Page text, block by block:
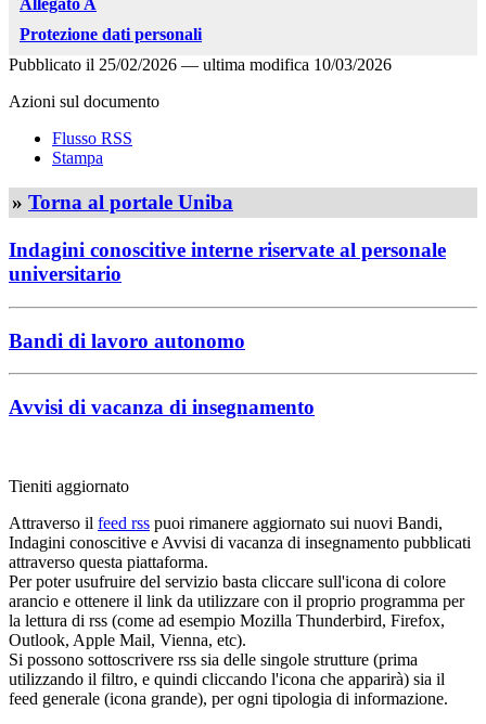
Protezione dati personali
Pubblicato il 25/02/2026 — ultima modifica 10/03/2026
Azioni sul documento
Flusso RSS
Stampa
» Torna al portale Uniba
Indagini conoscitive interne riservate al personale
universitario
Bandi di lavoro autonomo
Avvisi di vacanza di insegnamento
Tieniti aggiornato
Attraverso il feed rss puoi rimanere aggiornato sui nuovi Bandi,
Indagini conoscitive e Avvisi di vacanza di insegnamento pubblicati
attraverso questa piattaforma.
Per poter usufruire del servizio basta cliccare sull'icona di colore
arancio e ottenere il link da utilizzare con il proprio programma per
la lettura di rss (come ad esempio Mozilla Thunderbird, Firefox,
Outlook, Apple Mail, Vienna, etc).
Si possono sottoscrivere rss sia delle singole strutture (prima
utilizzando il filtro, e quindi cliccando l'icona che apparirà) sia il
feed generale (icona grande), per ogni tipologia di informazione.